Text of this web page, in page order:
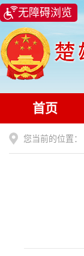
无障碍浏览
首页
您当前的位置：